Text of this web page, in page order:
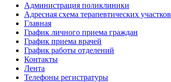
Администрация поликлиники
Адресная схема терапевтических участков
Главная
График личного приема граждан
График приема врачей
График работы отделений
Контакты
Лента
Телефоны регистратуры